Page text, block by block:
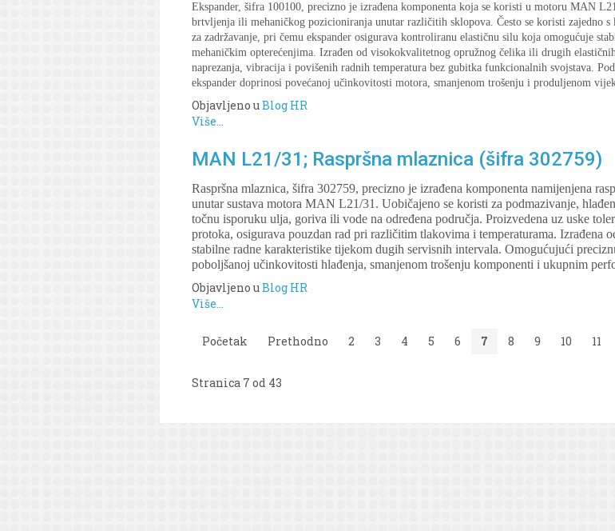
Ekspander, šifra 100100, precizno je izrađena komponenta koja se koristi u motoru MAN
brtvljenja ili mehaničkog pozicioniranja unutar različitih sklopova. Često se koristi zajedno
za zadržavanje, pri čemu ekspander osigurava kontroliranu elastičnu silu koja omogućuje
mehaničkim opterećenjima. Izrađen od visokokvalitetnog opružnog čelika ili drugih
naprezanja, vibracija i povišenih radnih temperatura bez gubitka funkcionalnih svojstava.
ekspander doprinosi povećanoj učinkovitosti motora, smanjenom trošenju i produljenom
Objavljeno uBlog HR
Više...
MAN L21/31; Raspršna mlaznica (šifra 302759)
Raspršna mlaznica, šifra 302759, precizno je izrađena komponenta namijenjena
unutar sustava motora MAN L21/31. Uobičajeno se koristi za podmazivanje,
točnu isporuku ulja, goriva ili vode na određena područja. Proizvedena uz uske
protoka, osigurava pouzdan rad pri različitim tlakovima i temperaturama. Izrađena
stabilne radne karakteristike tijekom dugih servisnih intervala. Omogućujući
poboljšanoj učinkovitosti hlađenja, smanjenom trošenju komponenti i ukupnim
Objavljeno uBlog HR
Više...
Početak Prethodno 2 3 4 5 6 7 8 9 10 11
Stranica 7 od 43